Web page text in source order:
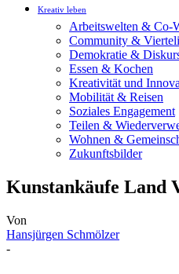
Kreativ leben
Arbeitswelten & Co-
Community &
Demokratie &
Essen & Kochen
Kreativität und
Mobilität & Reisen
Soziales Engagement
Teilen &
Wohnen &
Zukunftsbilder
Kunstankäufe Land
Von
Hansjürgen Schmölzer
-